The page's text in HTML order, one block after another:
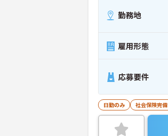
勤務地
雇用形態
応募要件
日勤のみ 社会保険完備